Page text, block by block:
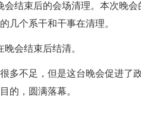
会结束后的会场清理。本次晚
几个系干和干事在清理。
会结束后结清。
多不足，但是这台晚会促进了
的，圆满落幕。